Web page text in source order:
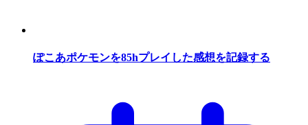
ぽこあポケモンを85hプレイした感想を記録する